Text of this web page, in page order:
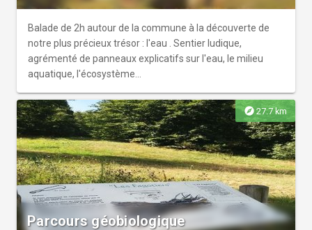
Balade de 2h autour de la commune à la découverte de
notre plus précieux trésor : l'eau . Sentier ludique,
agrémenté de panneaux explicatifs sur l'eau, le milieu
aquatique, l'écosystème...
explore 27.7 km
Parcours géobiologique